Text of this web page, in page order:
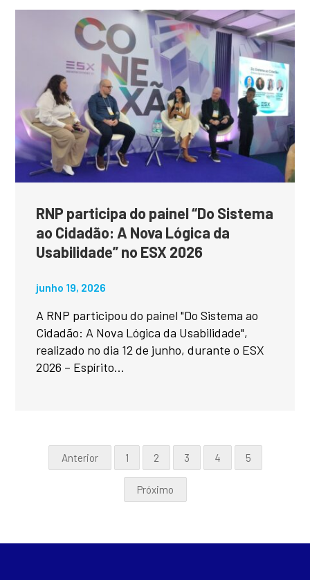
RNP participa do painel “Do Sistema
ao Cidadão: A Nova Lógica da
Usabilidade” no ESX 2026
junho 19, 2026
A RNP participou do painel "Do Sistema ao
Cidadão: A Nova Lógica da Usabilidade",
realizado no dia 12 de junho, durante o ESX
2026 – Espírito...
Anterior 1 2 3 4 5
Próximo